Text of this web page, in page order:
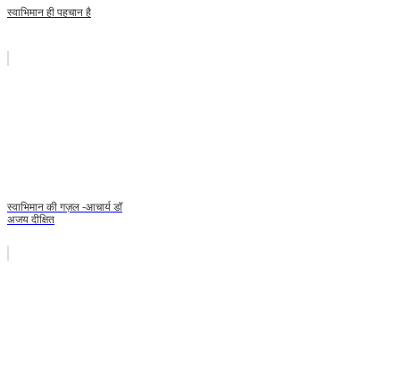
स्वाभिमान ही पहचान है
स्वाभिमान की गज़ल -आचार्य डॉ
अजय दीक्षित